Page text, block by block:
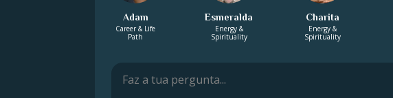
Adam
Career & Life
Path
Esmeralda
Energy &
Spirituality
Charita
Energy &
Spirituality